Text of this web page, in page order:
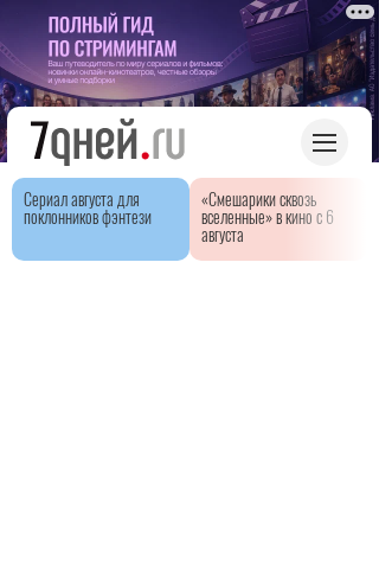
Сериал августа для
поклонников фэнтези
«Смешарики сквозь
вселенные» в кино с 6
августа